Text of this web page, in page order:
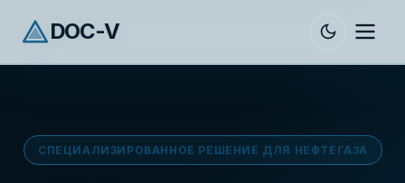
DOC-V
СПЕЦИАЛИЗИРОВАННОЕ РЕШЕНИЕ ДЛЯ НЕФТЕГАЗА